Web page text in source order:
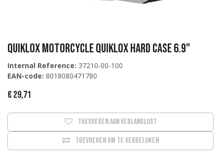
QUIKLOX MOTORCYCLE QUIKLOX HARD CASE 6.9"
Internal Reference: 37210-00-100
EAN-code: 8018080471780
€ 29,71
Toevoegen om te vergelijken
Toevoegen aan verlanglijst